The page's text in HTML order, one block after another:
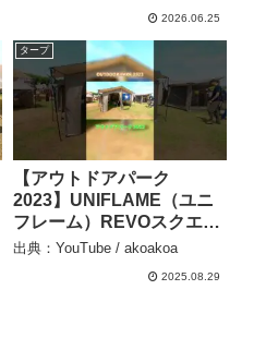
2026.06.25
タープ
【アウトドアパーク
2023】UNIFLAME（ユニ
フレーム）REVOスクエア
テント4 TC タン
ショート – akoakoa
出典：YouTube / akoakoa
2025.08.29